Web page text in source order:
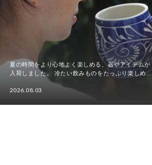
夏の時間をより心地よく楽しめる、器やアイテムが
入荷しました。 冷たい飲みものをたっぷり楽しめる
ビアマグカップやビアカップをはじめ、食卓に涼や
かさを添える水差し、さまざまな場面で使いやすい
2026.08.03